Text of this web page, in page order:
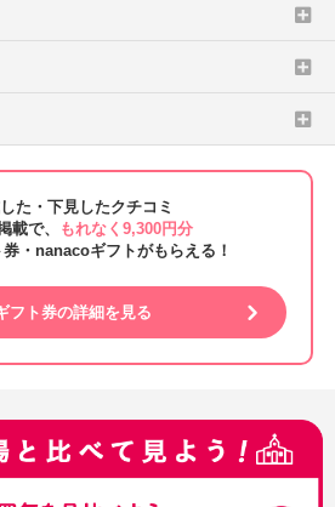
た・下見したクチコミ
載で、
もれなく9,300円分
・nanacoギフトがもらえる！
フト券の詳細を見る